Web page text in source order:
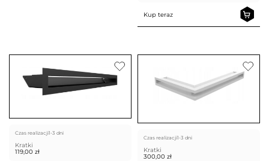
Kup teraz
Czas realizacji1-3 dni
Kratki
119,00 zł
Czas realizacji1-3 dni
Kratki
300,00 zł